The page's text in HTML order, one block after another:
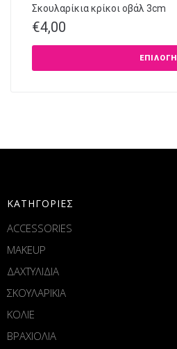
Σκουλαρίκια κρίκοι οβάλ 3cm
€4,00
ΕΠΙΛΟΓΉ
ΚΑΤΗΓΟΡΙΕΣ
ACCESSORIES
MAKEUP
ΔΑΧΤΥΛΙΔΙΑ
ΣΚΟΥΛΑΡΙΚΙΑ
ΚΟΛΙΕ
ΒΡΑΧΙΟΛΙΑ